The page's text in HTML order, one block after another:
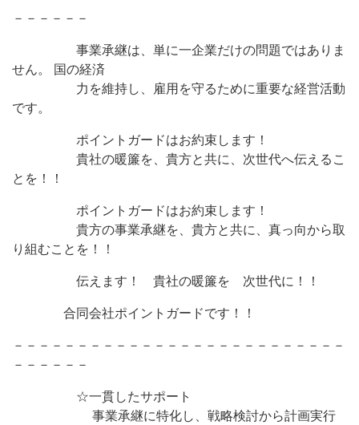
－－－－－－
事業承継は、単に一企業だけの問題ではありま
せん。 国の経済
力を維持し、雇用を守るために重要な経営活動
です。
ポイントガードはお約束します！
貴社の暖簾を、貴方と共に、次世代へ伝えるこ
とを！！
ポイントガードはお約束します！
貴方の事業承継を、貴方と共に、真っ向から取
り組むことを！！
伝えます！ 貴社の暖簾を 次世代に！！
合同会社ポイントガードです！！
－－－－－－－－－－－－－－－－－－－－－－－－－－
－－－－－－
☆一貫したサポート
事業承継に特化し、戦略検討から計画実行